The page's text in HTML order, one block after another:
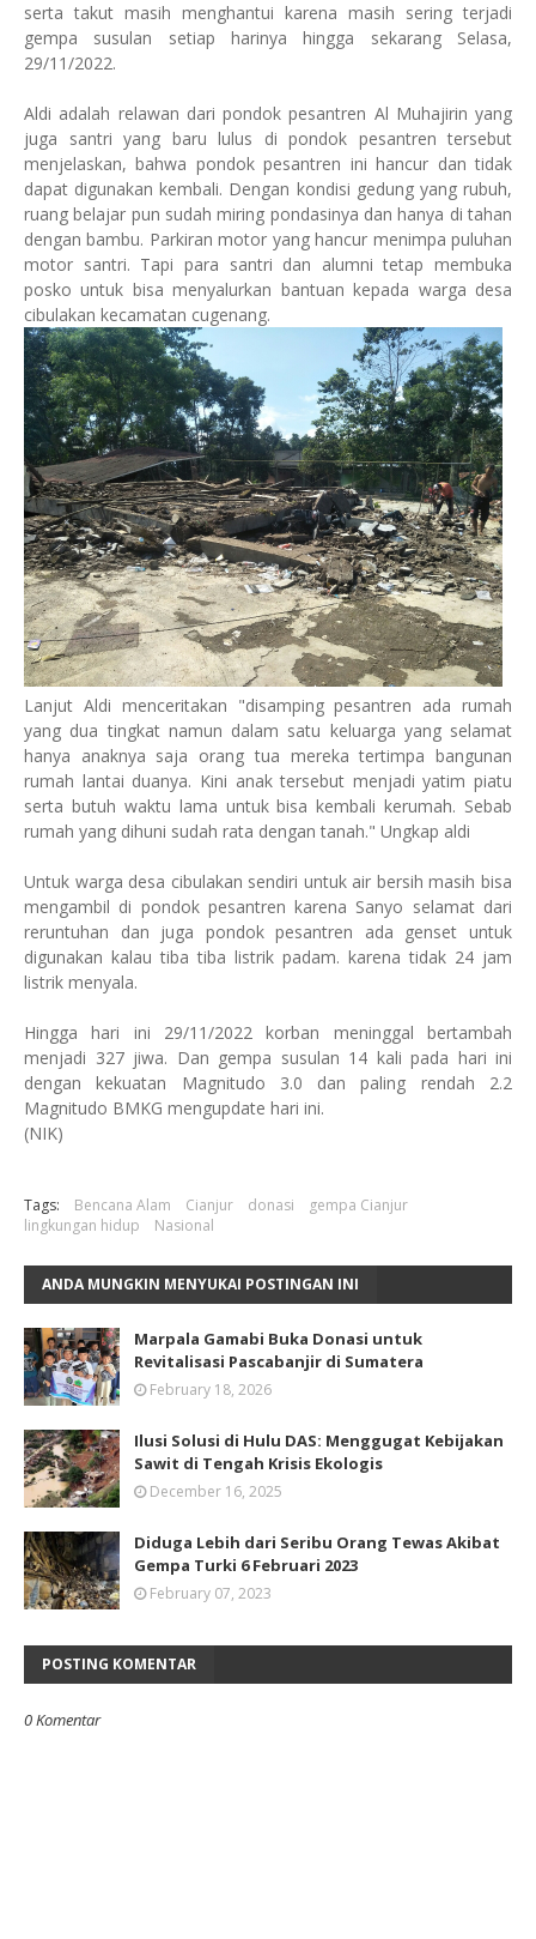
serta takut masih menghantui karena masih sering terjadi
gempa susulan setiap harinya hingga sekarang Selasa,
29/11/2022.
Aldi adalah relawan dari pondok pesantren Al Muhajirin yang
juga santri yang baru lulus di pondok pesantren tersebut
menjelaskan, bahwa pondok pesantren ini hancur dan tidak
dapat digunakan kembali. Dengan kondisi gedung yang rubuh,
ruang belajar pun sudah miring pondasinya dan hanya di tahan
dengan bambu. Parkiran motor yang hancur menimpa puluhan
motor santri. Tapi para santri dan alumni tetap membuka
posko untuk bisa menyalurkan bantuan kepada warga desa
cibulakan kecamatan cugenang.
Lanjut Aldi menceritakan "disamping pesantren ada rumah
yang dua tingkat namun dalam satu keluarga yang selamat
hanya anaknya saja orang tua mereka tertimpa bangunan
rumah lantai duanya. Kini anak tersebut menjadi yatim piatu
serta butuh waktu lama untuk bisa kembali kerumah. Sebab
rumah yang dihuni sudah rata dengan tanah." Ungkap aldi
Untuk warga desa cibulakan sendiri untuk air bersih masih bisa
mengambil di pondok pesantren karena Sanyo selamat dari
reruntuhan dan juga pondok pesantren ada genset untuk
digunakan kalau tiba tiba listrik padam. karena tidak 24 jam
listrik menyala.
Hingga hari ini 29/11/2022 korban meninggal bertambah
menjadi 327 jiwa. Dan gempa susulan 14 kali pada hari ini
dengan kekuatan Magnitudo 3.0 dan paling rendah 2.2
Magnitudo BMKG mengupdate hari ini.
(NIK)
Tags: Bencana Alam Cianjur donasi
gempa Cianjur
lingkungan hidup
Nasional
ANDA MUNGKIN MENYUKAI POSTINGAN INI
Marpala Gamabi Buka Donasi untuk
Revitalisasi Pascabanjir di Sumatera
February 18, 2026
Ilusi Solusi di Hulu DAS: Menggugat Kebijakan
Sawit di Tengah Krisis Ekologis
December 16, 2025
Diduga Lebih dari Seribu Orang Tewas Akibat
Gempa Turki 6 Februari 2023
February 07, 2023
POSTING KOMENTAR
0 Komentar